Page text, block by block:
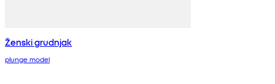
Ženski grudnjak
plunge model